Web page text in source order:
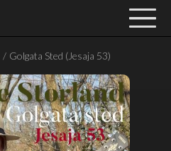
/ Golgata Sted (Jesaja 53)